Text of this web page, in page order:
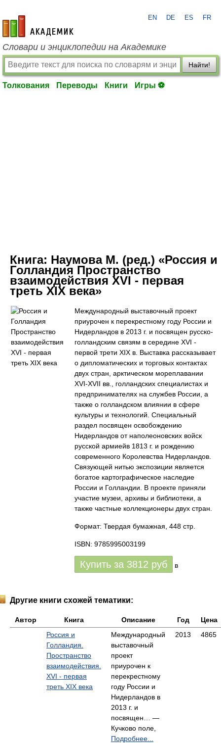
academic.ru
EN DE ES FR
Словари и энциклопедии на Академике
Найти!
Толкования Переводы Книги Игры ⚽
Книга: Наумова М. (ред.) «Россия и
Голландия Пространство
взаимодействия XVI - первая
треть XIX века»
Международный выставочный проект
приурочен к перекрестному году России и
Нидерландов в 2013 г. и посвящен русско-
голландским связям в середине XVI -
первой трети XIX в. Выставка рассказывает
о дипломатических и торговых контактах
двух стран, арктическом мореплавании
XVI-XVII вв., голландских специалистах и
предпринимателях на службев России, а
также о голландском влиянии в сфере
культуры и технологий. Специальный
раздел посвящен освобождению
Нидерландов от наполеоновских войск
русской армиейв 1813 г. и рождению
современного Королевства Нидерландов.
Связующей нитью экспозиции является
богатое картографическое наследие
России и Голландии. В проекте приняли
участие музеи, архивы и библиотеки, а
также частные коллекционеры двух стран.
Формат: Твердая бумажная, 448 стр.
ISBN: 9785995003199
Купить за 3812 руб в
Другие книги схожей тематики:
Автор Книга Описание Год
Цена
Россия и
Голландия.
Пространство
взаимодействия.
XVI - первая
треть XIX века
Международный
выставочный
проект
приурочен к
перекрестному
году России и
Нидерландов в
2013 г. и
посвящен… —
Кучково поле,
Подробнее...
2013 4865